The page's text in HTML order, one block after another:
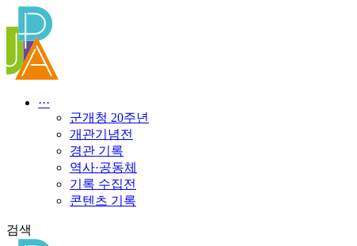
텐
로
건
···
군개청 20주년
개관기념전
경관 기록
역사·공동체
기록 수집전
콘텐츠 기록
검색